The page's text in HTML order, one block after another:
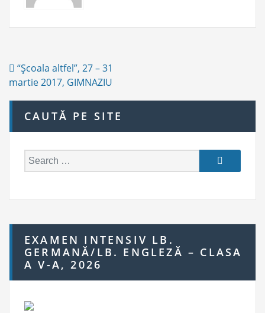
Post
navigation
“Şcoala altfel”, 27 – 31
martie 2017, GIMNAZIU
CAUTĂ PE SITE
e
h
f
o
r:
EXAMEN INTENSIV LB.
GERMANĂ/LB. ENGLEZĂ – CLASA
A V-A, 2026